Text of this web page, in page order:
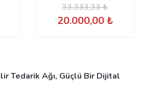
33.333,33 ₺
20.000,00 ₺
Tedarik Ağı, Güçlü Bir Dijital